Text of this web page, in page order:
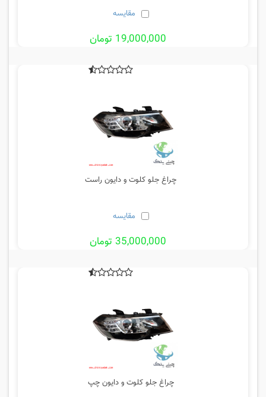
مقایسه
19,000,000 تومان
چراغ جلو کلوت و دایون راست
مقایسه
35,000,000 تومان
چراغ جلو کلوت و دایون چپ